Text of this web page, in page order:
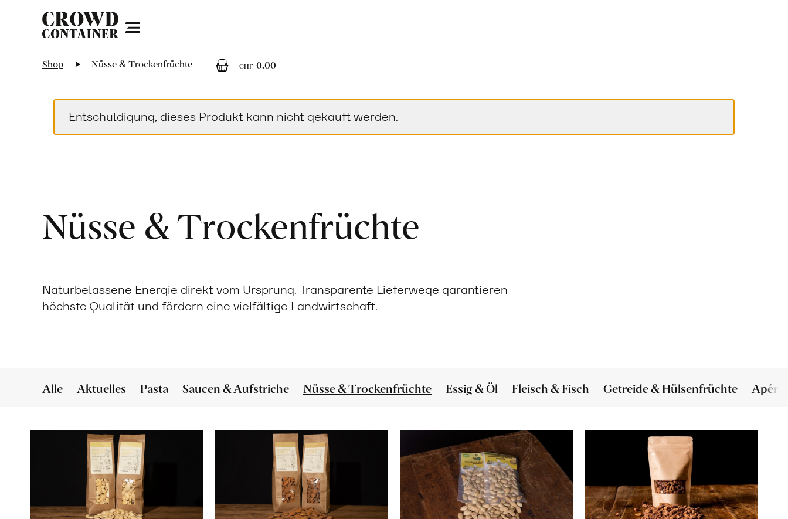
Menu
Shop Nüsse & Trockenfrüchte
CHF 0.000 Artikel im Warenkorb
Entschuldigung, dieses Produkt kann nicht gekauft werden.
Nüsse & Trockenfrüchte
Naturbelassene Energie direkt vom Ursprung. Transparente Lieferwege garantieren
höchste Qualität und fördern eine vielfältige Landwirtschaft.
Alle Aktuelles Pasta Saucen & Aufstriche Nüsse & Trockenfrüchte Essig & Öl Fleisch & Fisch Getreide & Hülsenfrüchte Apéro